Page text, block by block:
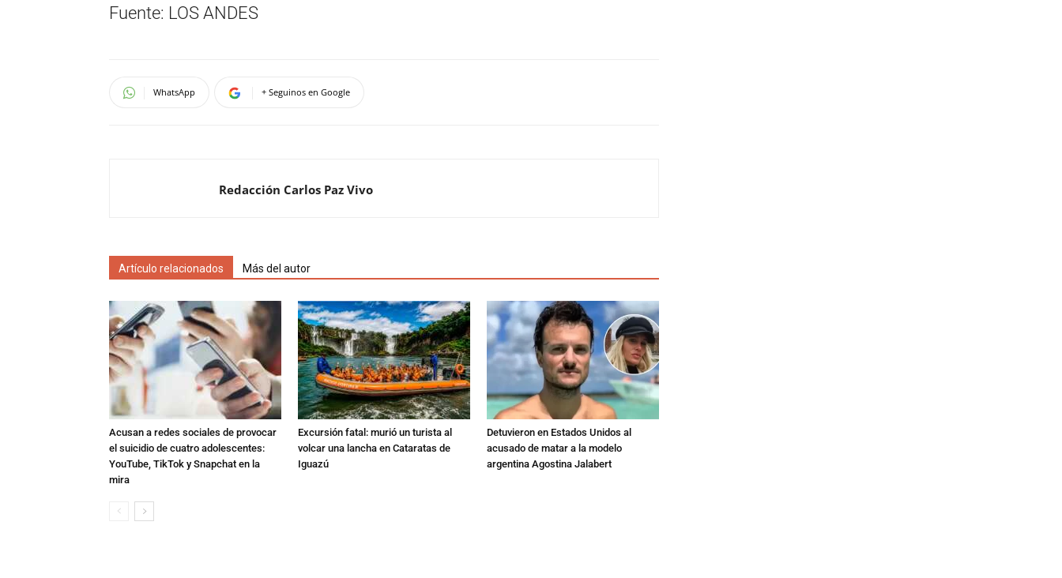
Fuente: LOS ANDES
WhatsApp + Seguinos en Google
Redacción Carlos Paz Vivo
Artículo relacionados Más del autor
Acusan a redes sociales de provocar
el suicidio de cuatro adolescentes:
YouTube, TikTok y Snapchat en la
mira
Excursión fatal: murió un turista al
volcar una lancha en Cataratas de
Iguazú
Detuvieron en Estados Unidos al
acusado de matar a la modelo
argentina Agostina Jalabert